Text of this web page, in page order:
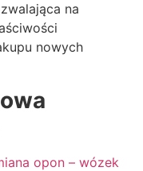
na
nowych
opon – wózek